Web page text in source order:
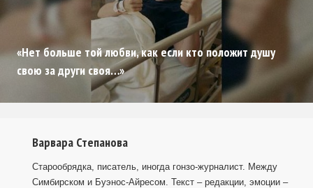
«Нет больше той любви, как если кто положит душу
свою за други своя…»
Варвара Степанова
Старообрядка, писатель, иногда гонзо-журналист. Между
Симбирском и Буэнос-Айресом. Текст – редакции, эмоции –